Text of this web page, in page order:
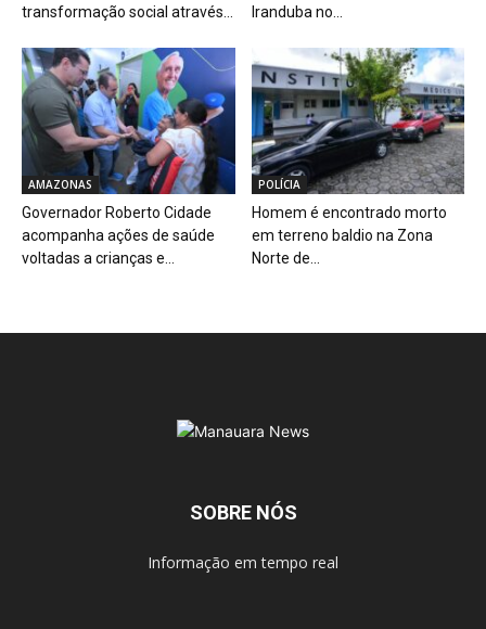
transformação social através...
Iranduba no...
AMAZONAS
Governador Roberto Cidade
acompanha ações de saúde
voltadas a crianças e...
POLÍCIA
Homem é encontrado morto
em terreno baldio na Zona
Norte de...
SOBRE NÓS
Informação em tempo real